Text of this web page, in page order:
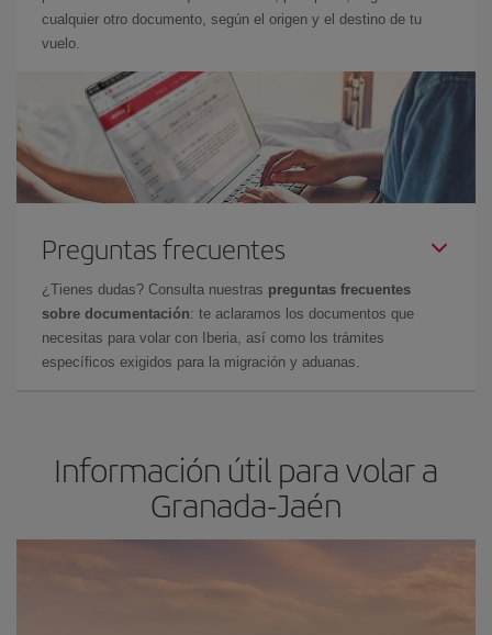
cualquier otro documento, según el origen y el destino de tu
vuelo.
Preguntas frecuentes
¿Tienes dudas? Consulta nuestras preguntas frecuentes
sobre documentación: te aclaramos los documentos que
necesitas para volar con Iberia, así como los trámites
específicos exigidos para la migración y aduanas.
Información útil para volar a
Granada-Jaén